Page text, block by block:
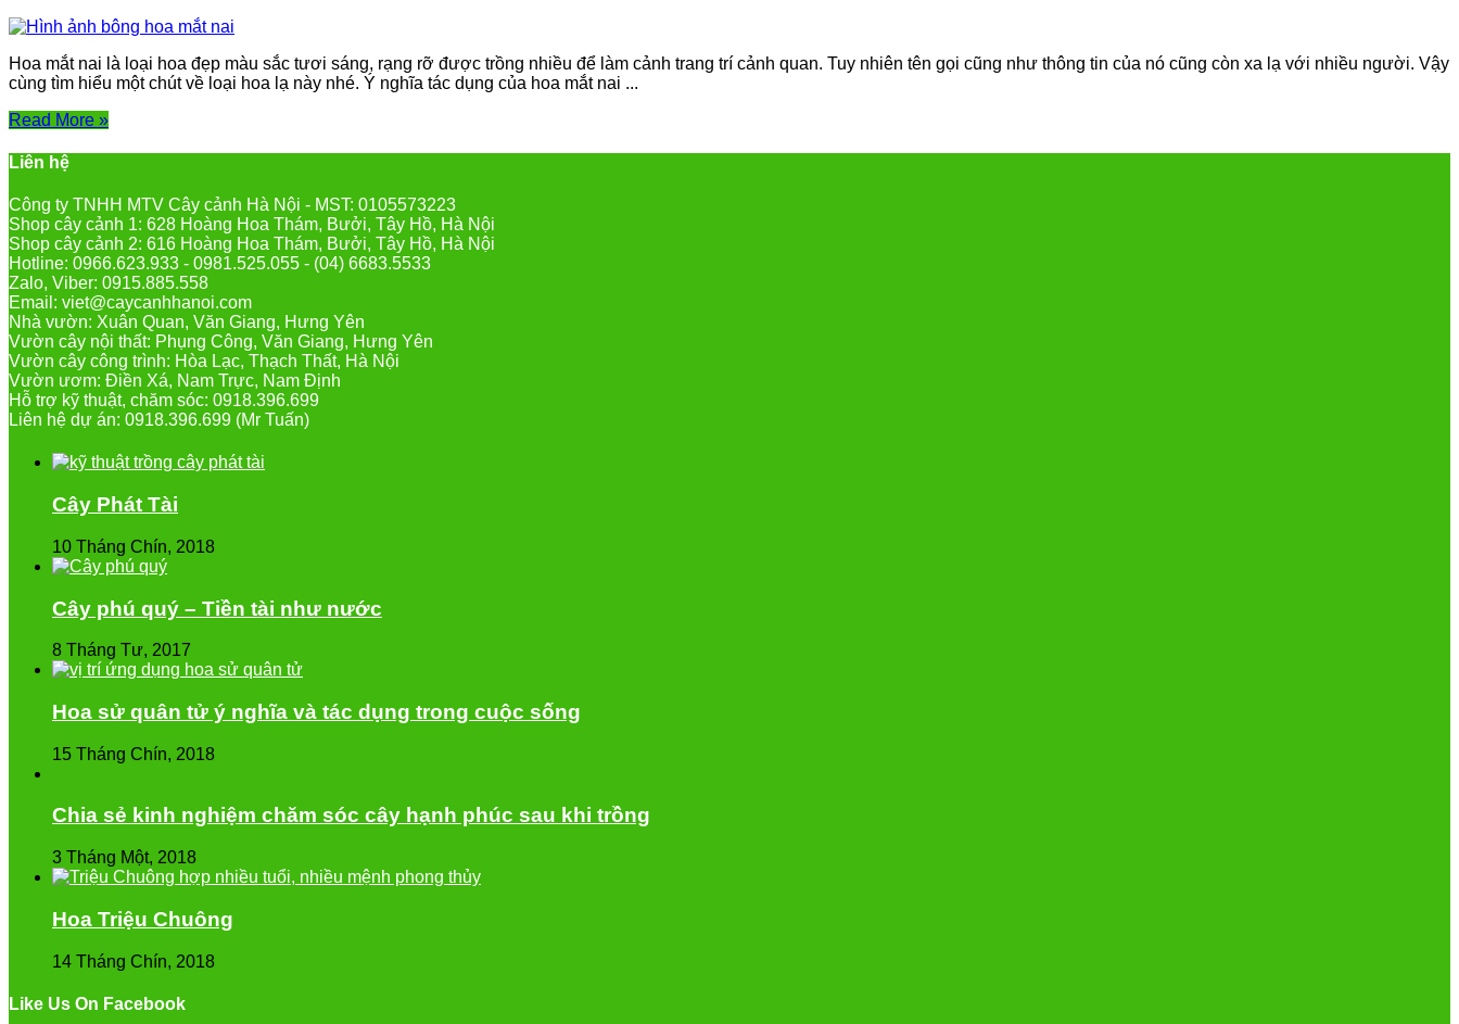
Hoa mắt nai là loại hoa đẹp màu sắc tươi sáng, rạng rỡ được trồng nhiều để làm cảnh trang trí cảnh quan. Tuy nhiên tên gọi cũng như thông tin của nó cũng còn xa lạ với nhiều người. Vậy
cùng tìm hiểu một chút về loại hoa lạ này nhé. Ý nghĩa tác dụng của hoa mắt nai ...
Read More »
Liên hệ
Công ty TNHH MTV Cây cảnh Hà Nội - MST: 0105573223
Shop cây cảnh 1: 628 Hoàng Hoa Thám, Bưởi, Tây Hồ, Hà Nội
Shop cây cảnh 2: 616 Hoàng Hoa Thám, Bưởi, Tây Hồ, Hà Nội
Hotline: 0966.623.933 - 0981.525.055 - (04) 6683.5533
Zalo, Viber: 0915.885.558
Email: viet@caycanhhanoi.com
Nhà vườn: Xuân Quan, Văn Giang, Hưng Yên
Vườn cây nội thất: Phụng Công, Văn Giang, Hưng Yên
Vườn cây công trình: Hòa Lạc, Thạch Thất, Hà Nội
Vườn ươm: Điền Xá, Nam Trực, Nam Định
Hỗ trợ kỹ thuật, chăm sóc: 0918.396.699
Liên hệ dự án: 0918.396.699 (Mr Tuấn)
Cây Phát Tài
10 Tháng Chín, 2018
Cây phú quý – Tiền tài như nước
8 Tháng Tư, 2017
Hoa sử quân tử ý nghĩa và tác dụng trong cuộc sống
15 Tháng Chín, 2018
Chia sẻ kinh nghiệm chăm sóc cây hạnh phúc sau khi trồng
3 Tháng Một, 2018
Hoa Triệu Chuông
14 Tháng Chín, 2018
Like Us On Facebook